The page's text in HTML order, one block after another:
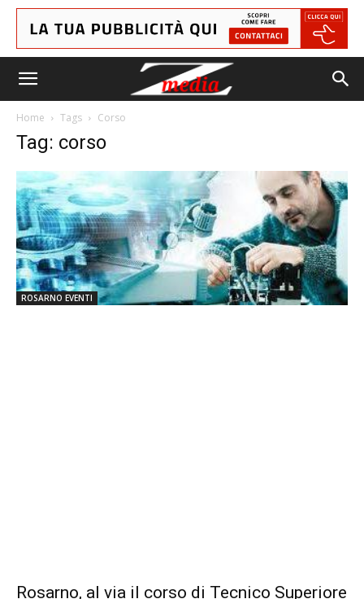
Home Tags Corso
Tag: corso
ROSARNO EVENTI
Rosarno, al via il corso di Tecnico Superiore